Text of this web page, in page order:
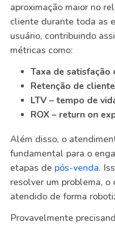
aproximação maior no
cliente durante toda as
usuário, contribuindo
métricas como:
Taxa de satisfação
Retenção de
LTV – tempo de
ROX – return on
Além disso, o
fundamental para o
etapas de pós-venda.
resolver um problema, o
atendido de forma
Provavelmente